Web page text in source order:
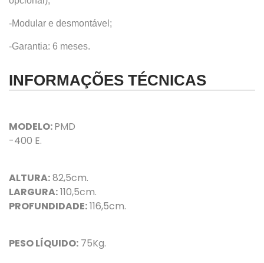
-Modular e desmontável;
-Garantia: 6 meses.
INFORMAÇÕES TÉCNICAS
MODELO:PMD
-400 E.
ALTURA:82,5cm.
LARGURA:110,5cm.
PROFUNDIDADE:116,5cm.
PESO LÍQUIDO: 75Kg.